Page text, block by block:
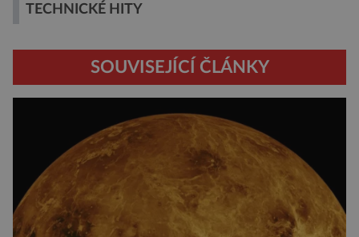
TECHNICKÉ HITY
SOUVISEJÍCÍ ČLÁNKY